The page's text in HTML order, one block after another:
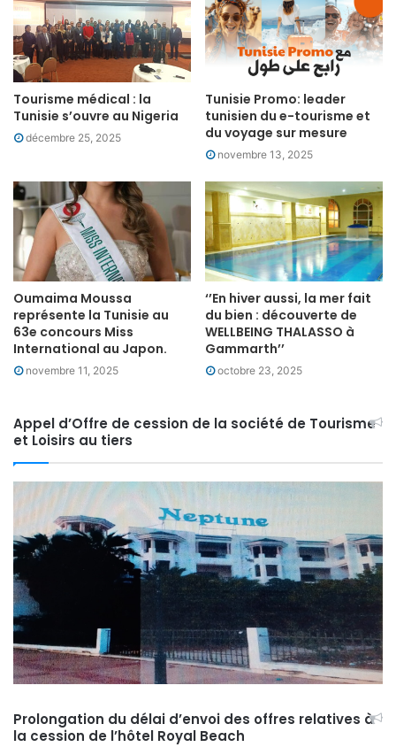
Tourisme médical : la
Tunisie s’ouvre au Nigeria
décembre 25, 2025
Tunisie Promo: leader
tunisien du e-tourisme et
du voyage sur mesure
novembre 13, 2025
Oumaima Moussa
représente la Tunisie au
63e concours Miss
International au Japon.
novembre 11, 2025
‘’En hiver aussi, la mer fait
du bien : découverte de
WELLBEING THALASSO à
Gammarth’’
octobre 23, 2025
Appel d’Offre de cession de la société de Tourisme
et Loisirs au tiers
Prolongation du délai d’envoi des offres relatives à
la cession de l’hôtel Royal Beach